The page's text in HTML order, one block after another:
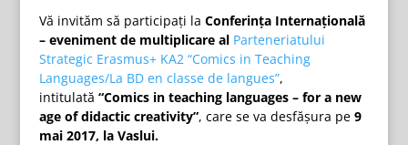
Vă invităm să participaţi la Conferinţa Internaţională
– eveniment de multiplicare al Parteneriatului
Strategic Erasmus+ KA2 “Comics in Teaching
Languages/La BD en classe de langues”,
intitulată “Comics in teaching languages – for a new
age of didactic creativity”, care se va desfăşura pe 9
mai 2017, la Vaslui.